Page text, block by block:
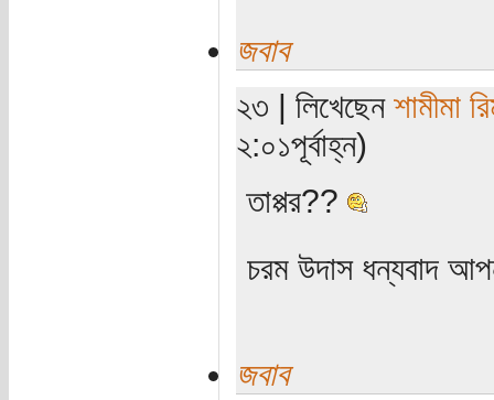
জবাব
২৩ | লিখেছেন শামীমা
২:০১পূর্বাহ্ন)
তাপ্পর??
চরম উদাস ধন্যবাদ
জবাব